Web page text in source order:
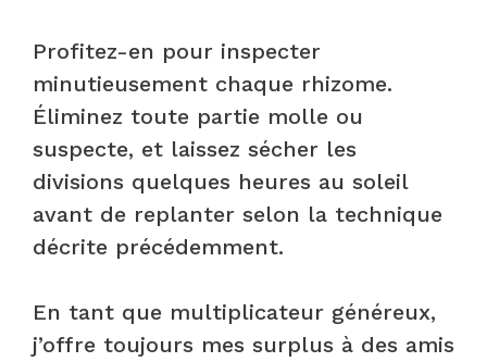
Profitez-en pour inspecter
minutieusement chaque rhizome.
Éliminez toute partie molle ou
suspecte, et laissez sécher les
divisions quelques heures au soleil
avant de replanter selon la technique
décrite précédemment.
En tant que multiplicateur généreux,
j’offre toujours mes surplus à des amis